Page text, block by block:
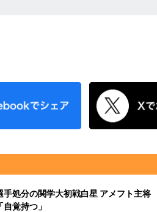
手処分の関学大初戦白星 アメフト主将
「自覚持つ」